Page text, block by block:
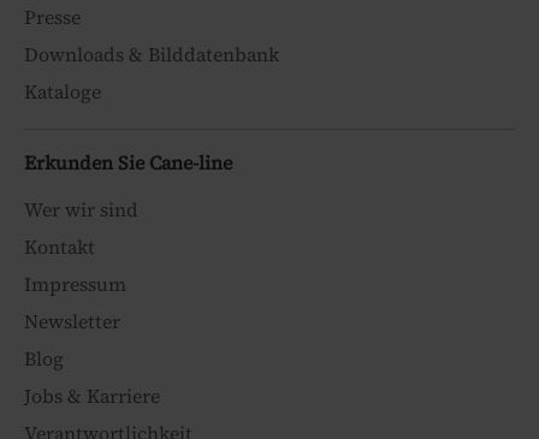
Presse
Downloads & Bilddatenbank
Kataloge
Erkunden Sie Cane-line
Wer wir sind
Kontakt
Impressum
Newsletter
Blog
Jobs & Karriere
Verantwortlichkeit